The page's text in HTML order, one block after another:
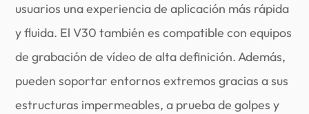
usuarios una experiencia de aplicación más rápida
y fluida. El V30 también es compatible con equipos
de grabación de vídeo de alta definición. Además,
pueden soportar entornos extremos gracias a sus
estructuras impermeables, a prueba de golpes y